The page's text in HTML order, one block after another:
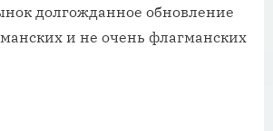
долгожданное обновление
и не очень флагманских